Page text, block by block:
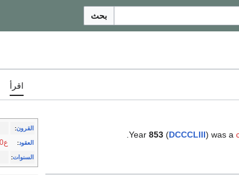
بحث
اقرأ
القرون:
العقود: ع820
السنوات:
Year 853 (DCCCLIII) was a